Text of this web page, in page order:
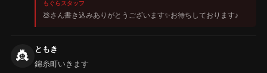
もぐらスタッフ
💩さん書き込みありがとうございます✨️お待ちしております♪
👸
ともき
錦糸町いきます